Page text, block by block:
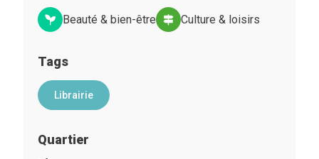
Beauté & bien-être Culture & loisirs
Tags
Librairie
Quartier